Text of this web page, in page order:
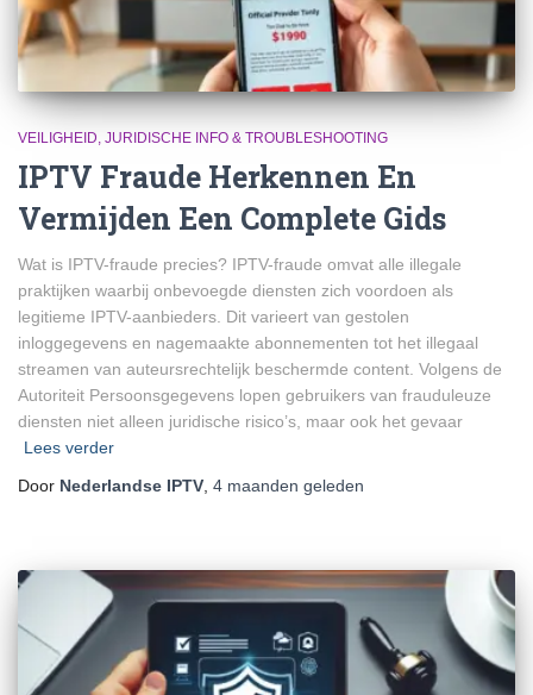
VEILIGHEID, JURIDISCHE INFO & TROUBLESHOOTING
IPTV Fraude Herkennen En
Vermijden Een Complete Gids
Wat is IPTV-fraude precies? IPTV-fraude omvat alle illegale
praktijken waarbij onbevoegde diensten zich voordoen als
legitieme IPTV-aanbieders. Dit varieert van gestolen
inloggegevens en nagemaakte abonnementen tot het illegaal
streamen van auteursrechtelijk beschermde content. Volgens de
Autoriteit Persoonsgegevens lopen gebruikers van frauduleuze
diensten niet alleen juridische risico’s, maar ook het gevaar
Lees verder
Door Nederlandse IPTV 4 maanden geleden